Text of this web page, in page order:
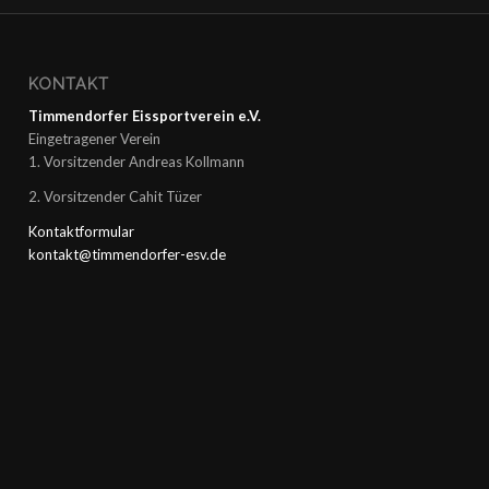
KONTAKT
Timmendorfer Eissportverein e.V.
Eingetragener Verein
1. Vorsitzender Andreas Kollmann
2. Vorsitzender Cahit Tüzer
Kontaktformular
kontakt@timmendorfer-esv.de